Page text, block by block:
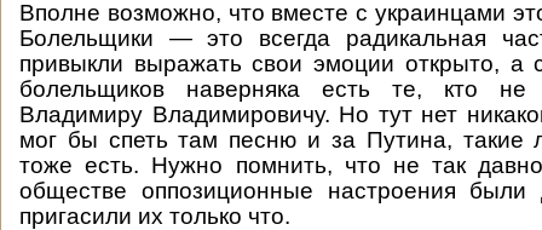
Вполне возможно, что вместе с украинцами
Болельщики — это всегда радикальная
привыкли выражать свои эмоции открыто, а
болельщиков наверняка есть те, кто
Владимиру Владимировичу. Но тут нет
мог бы спеть там песню и за Путина, такие
тоже есть. Нужно помнить, что не так
обществе оппозиционные настроения были
пригасили их только что.